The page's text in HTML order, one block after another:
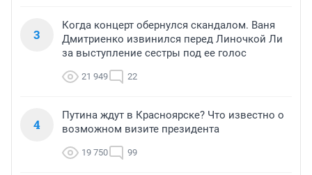
3
Когда концерт обернулся скандалом. Ваня
Дмитриенко извинился перед Линочкой Ли
за выступление сестры под ее голос
21 949 22
4
Путина ждут в Красноярске? Что известно о
возможном визите президента
19 750 99